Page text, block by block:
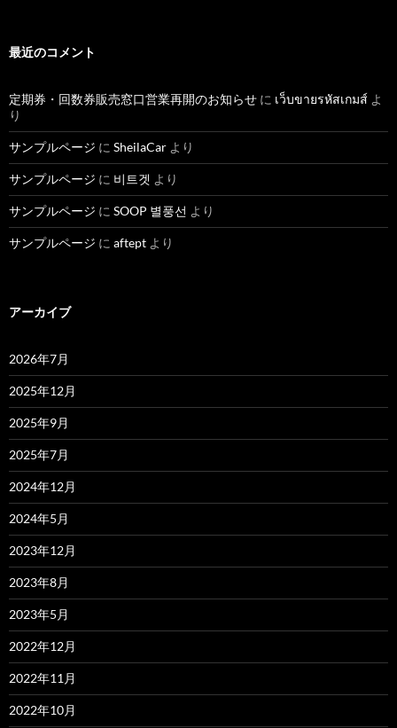
最近のコメント
定期券・回数券販売窓口営業再開のお知らせ に เว็บขายรหัสเกมส์ よ
り
サンプルページ に SheilaCar より
サンプルページ に 비트겟 より
サンプルページ に SOOP 별풍선 より
サンプルページ に aftept より
アーカイブ
2026年7月
2025年12月
2025年9月
2025年7月
2024年12月
2024年5月
2023年12月
2023年8月
2023年5月
2022年12月
2022年11月
2022年10月